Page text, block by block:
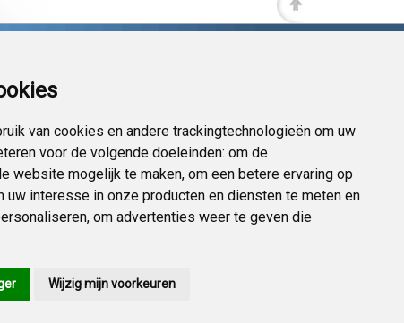
van cookies en andere trackingtechnologieën om uw
voor de volgende doeleinden: om de
website mogelijk te maken, om een betere ervaring op
uw interesse in onze producten en diensten te meten en
, om advertenties weer te geven die
Wijzig mijn voorkeuren